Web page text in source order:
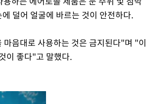
덜어 얼굴에 바르는 것이 안전하다.
음대로 사용하는 것은 금지된다"며 "이
이 좋다"고 말했다.